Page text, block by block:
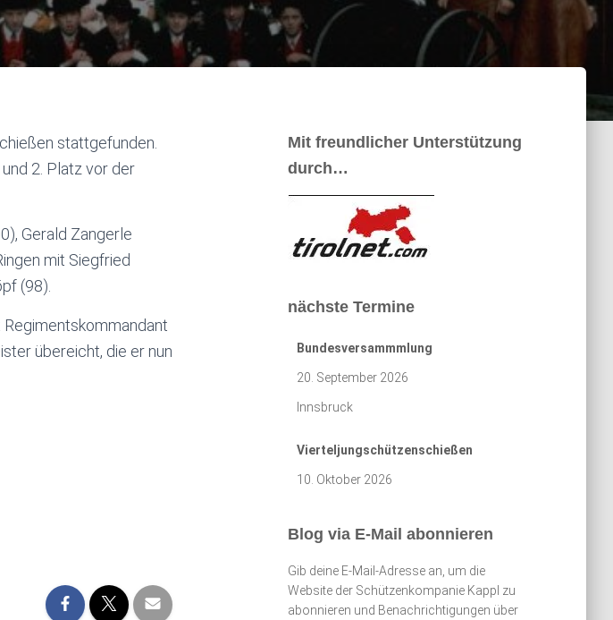
stattgefunden.
2. Platz vor der
Gerald Zangerle
mit Siegfried
(98).
übereicht, die er nun
Mit freundlicher Unterstützung
durch…
nächste Termine
Bundesversammmlung
20. September 2026
Innsbruck
Vierteljungschützenschießen
10. Oktober 2026
Blog via E-Mail abonnieren
Gib deine E-Mail-Adresse an, um die
Website der Schützenkompanie Kappl zu
abonnieren und Benachrichtigungen über